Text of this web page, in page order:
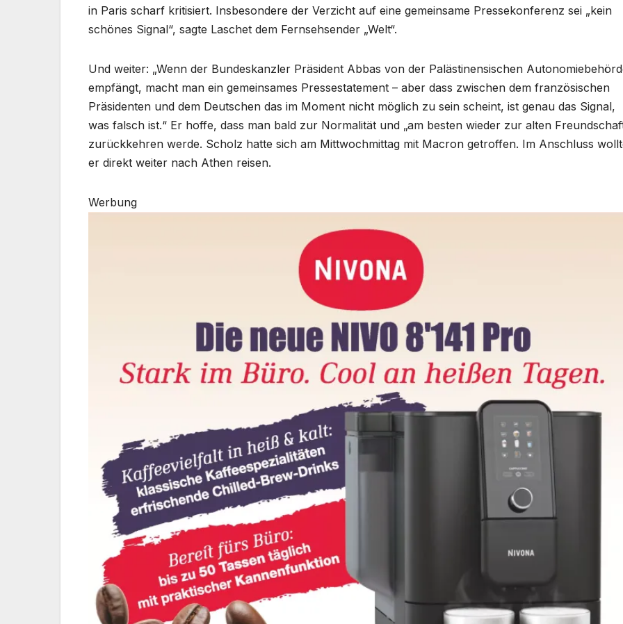
in Paris scharf kritisiert. Insbesondere der Verzicht auf eine gemeinsame Pressekonferenz sei „kein
schönes Signal“, sagte Laschet dem Fernsehsender „Welt“.
Und weiter: „Wenn der Bundeskanzler Präsident Abbas von der Palästinensischen
empfängt, macht man ein gemeinsames Pressestatement – aber dass zwischen dem französischen
Präsidenten und dem Deutschen das im Moment nicht möglich zu sein scheint, ist genau das Signal,
was falsch ist.“ Er hoffe, dass man bald zur Normalität und „am besten wieder zur alten
zurückkehren werde. Scholz hatte sich am Mittwochmittag mit Macron getroffen. Im Anschluss
er direkt weiter nach Athen reisen.
Werbung